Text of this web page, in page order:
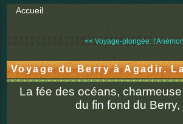
Accueil
<< Voyage-plongée:
Voyage du Berry à Agadir.
La fée des océans,
du fin fond du